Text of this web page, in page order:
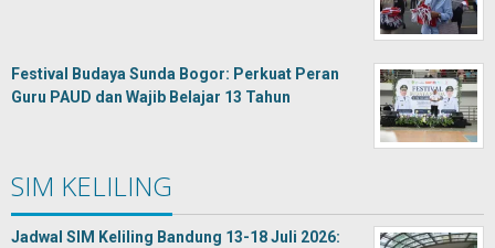
Festival Budaya Sunda Bogor: Perkuat Peran
Guru PAUD dan Wajib Belajar 13 Tahun
SIM KELILING
Jadwal SIM Keliling Bandung 13-18 Juli 2026: